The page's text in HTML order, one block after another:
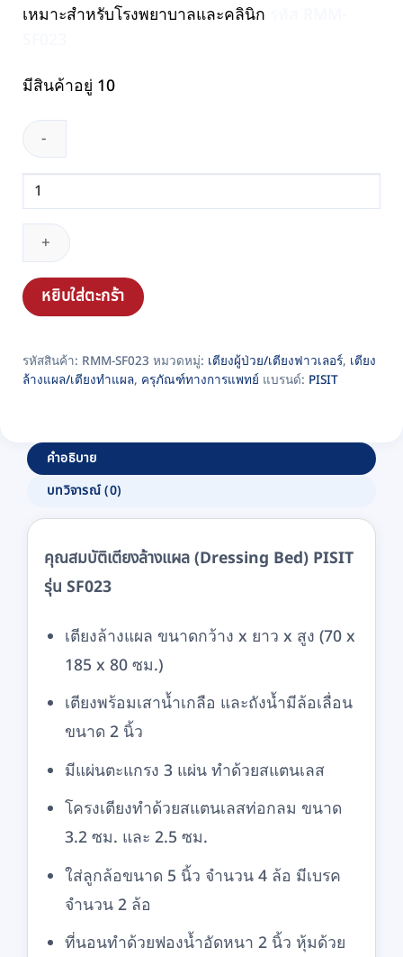
เหมาะสำหรับโรงพยาบาลและคลินิก
มีสินค้าอยู่ 10
จำนวน
เตียง
ล้าง
แผล
(Dressing
Bed)
PISIT
SF023
ชิ้น
หยิบใส่ตะกร้า
รหัสสินค้า: RMM-SF023 หมวดหมู่: เตียงผู้ป่วย/เตียงฟาวเลอร์, เตียง
ล้างแผล/เตียงทำแผล, ครุภัณฑ์ทางการแพทย์ แบรนด์: PISIT
คำอธิบาย
บทวิจารณ์ (0)
คุณสมบัติเตียงล้างแผล (Dressing Bed) PISIT
รุ่น SF023
เตียงล้างแผล ขนาดกว้าง x ยาว x สูง (70 x
185 x 80 ซม.)
เตียงพร้อมเสาน้ำเกลือ และถังน้ำมีล้อเลื่อน
ขนาด 2 นิ้ว
มีแผ่นตะแกรง 3 แผ่น ทำด้วยสแตนเลส
โครงเตียงทำด้วยสแตนเลสท่อกลม ขนาด
3.2 ซม. และ 2.5 ซม.
ใส่ลูกล้อขนาด 5 นิ้ว จำนวน 4 ล้อ มีเบรค
จำนวน 2 ล้อ
ที่นอนทำด้วยฟองน้ำอัดหนา 2 นิ้ว หุ้มด้วย